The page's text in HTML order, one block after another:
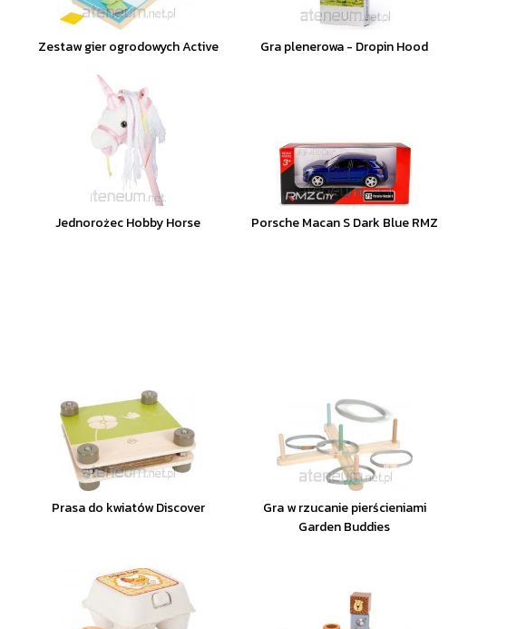
Zestaw gier ogrodowych Active Gra plenerowa - Dropin Hood
Jednorożec Hobby Horse Porsche Macan S Dark Blue RMZ
Prasa do kwiatów Discover
Gra w rzucanie pierścieniami
Garden Buddies